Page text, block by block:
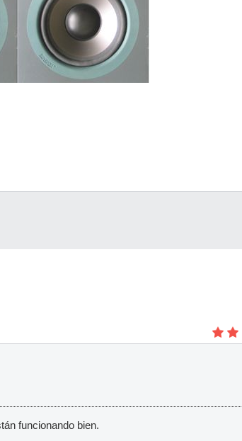
funcionando bien.